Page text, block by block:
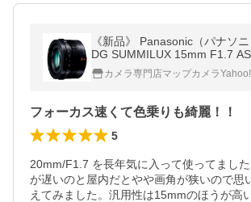
《新品》 Panasonic（パナソ
DG SUMMILUX 15mm F1.7
カメラ専門店マップカメラ
フォーカス速くて色乗りも綺麗！！
5
20mm/F1.7 を長年気に入って使ってまし
が遅いのと屋内だとやや画角が狭いので思
えてみました。汎用性は15mmのほうが高